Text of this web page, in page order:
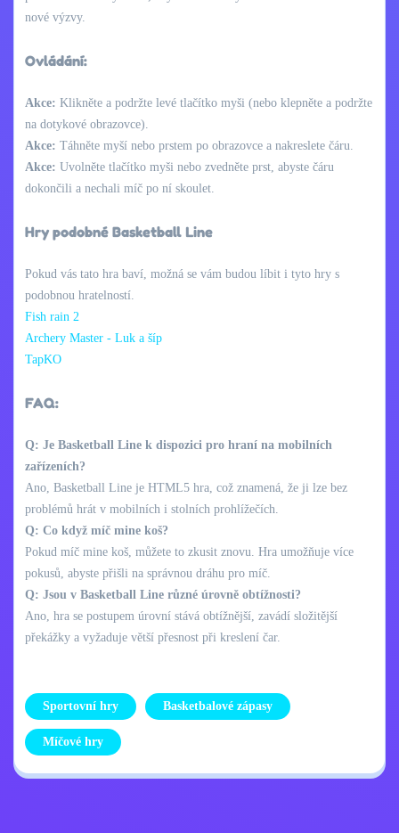
nové výzvy.
Ovládání:
Akce: Klikněte a podržte levé tlačítko myši (nebo klepněte a podržte
na dotykové obrazovce).
Akce: Táhněte myší nebo prstem po obrazovce a nakreslete čáru.
Akce: Uvolněte tlačítko myši nebo zvedněte prst, abyste čáru
dokončili a nechali míč po ní skoulet.
Hry podobné Basketball Line
Pokud vás tato hra baví, možná se vám budou líbit i tyto hry s
podobnou hratelností.
Fish rain 2
Archery Master - Luk a šíp
TapKO
FAQ:
Q: Je Basketball Line k dispozici pro hraní na mobilních
zařízeních?
Ano, Basketball Line je HTML5 hra, což znamená, že ji lze bez
problémů hrát v mobilních i stolních prohlížečích.
Q: Co když míč mine koš?
Pokud míč mine koš, můžete to zkusit znovu. Hra umožňuje více
pokusů, abyste přišli na správnou dráhu pro míč.
Q: Jsou v Basketball Line různé úrovně obtížnosti?
Ano, hra se postupem úrovní stává obtížnější, zavádí složitější
překážky a vyžaduje větší přesnost při kreslení čar.
Sportovní hry Basketbalové zápasy
Míčové hry